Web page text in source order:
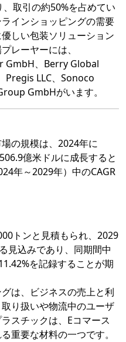
取引の約50%を占めてい
インショッピングの需要
しい包装ソリューション
レーヤーには、
GmbH、Berry Global
LLC、Sonoco
GmbHがいます。
の規模は、2024年に
億米ドルに成長すると
年～2029年）中のCAGR
トンと見積もられ、2029
見込みであり、同期間中
を記録することが期
は、ビジネスの売上と利
り扱いや物流中のユーザ
スチックは、Eコマース
重要な材料の一つです。